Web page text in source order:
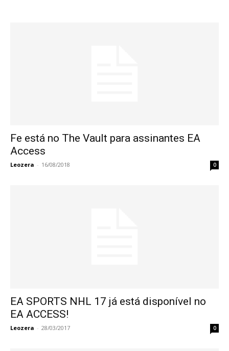
Fe está no The Vault para assinantes EA
Access
Leozera - 16/08/2018 0
EA SPORTS NHL 17 já está disponível no
EA ACCESS!
Leozera - 28/03/2017 0